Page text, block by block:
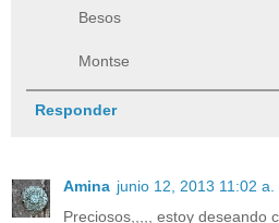
Besos
Montse
Responder
Amina junio 12, 2013 11:02 a.
Preciosos,,,,, estoy deseando